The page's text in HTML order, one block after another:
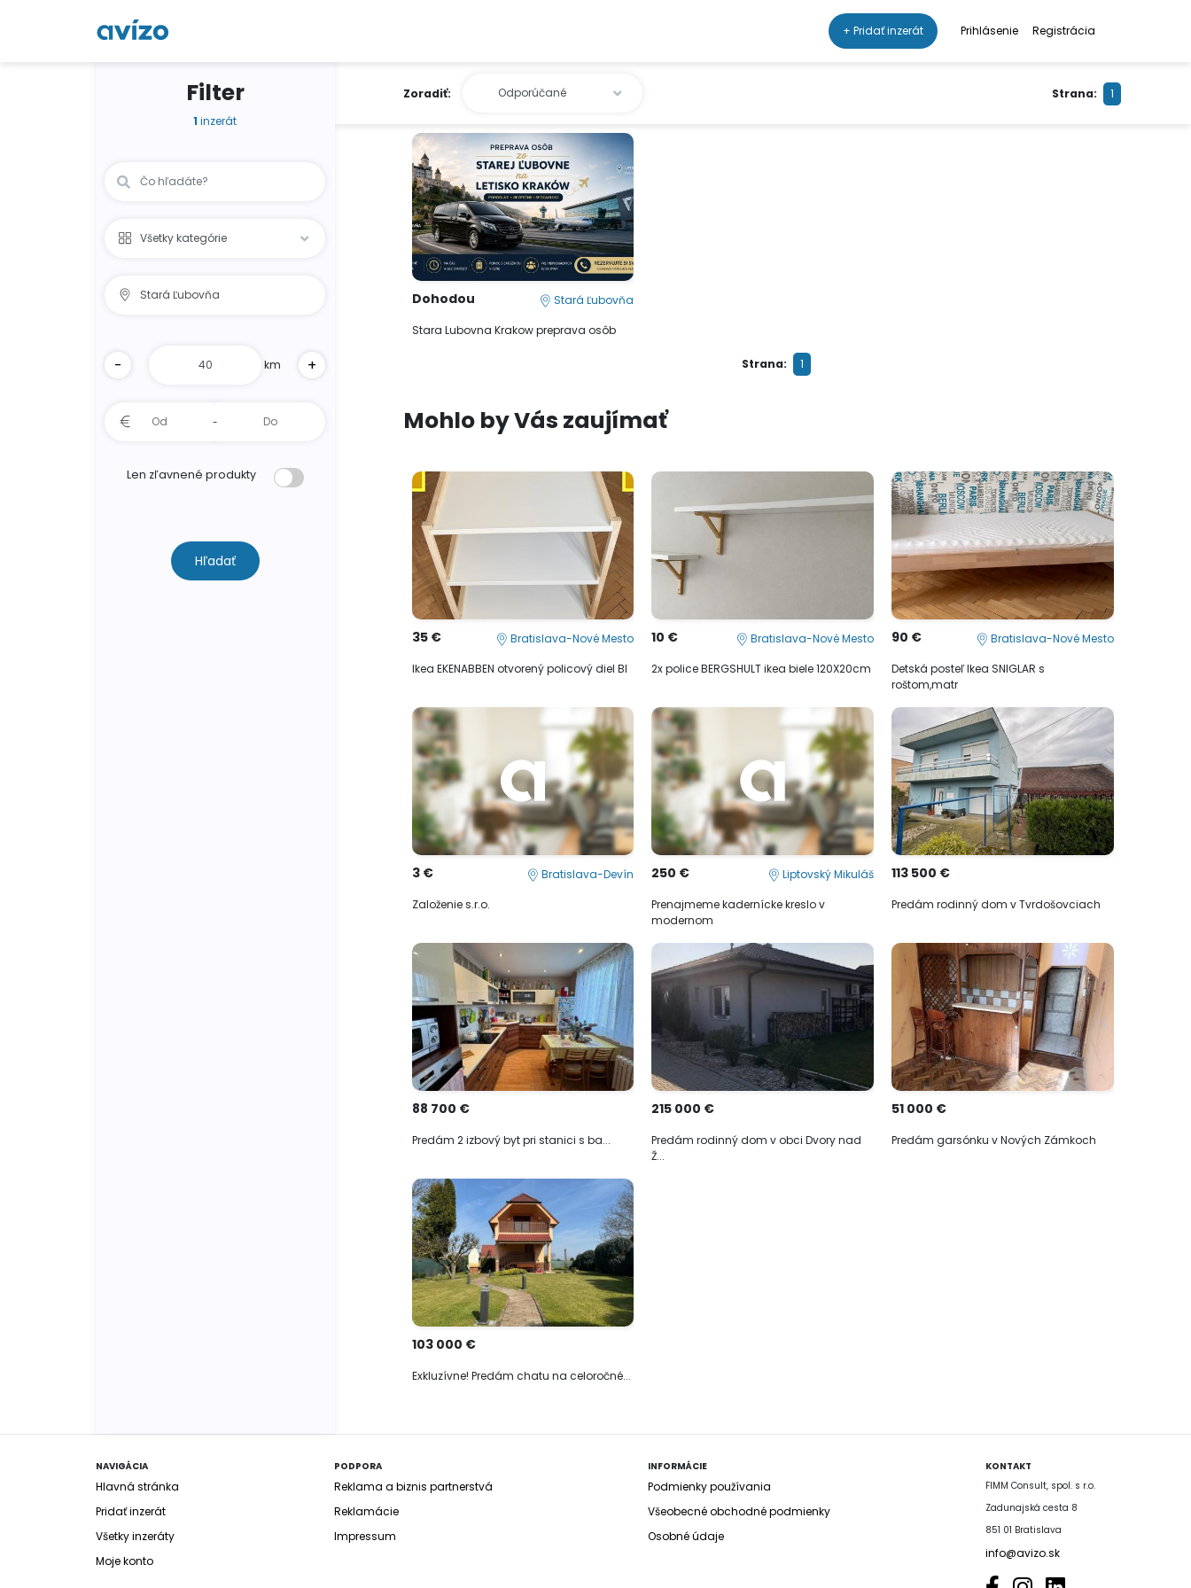
+ Pridať inzerát Prihlásenie Registrácia
Filter
1 inzerát
- km +
-
Len zľavnené produkty
Hľadať
Zoradiť: Strana: 1
Dohodou Stará Ľubovňa
Stara Lubovna Krakow preprava osôb
Strana: 1
Mohlo by Vás zaujímať
35 € Bratislava-Nové Mesto
Ikea EKENABBEN otvorený policový diel BI
10 € Bratislava-Nové Mesto
2x police BERGSHULT ikea biele 120X20cm
90 € Bratislava-Nové Mesto
Detská posteľ Ikea SNIGLAR s
roštom,matr
3 € Bratislava-Devín
Založenie s.r.o.
250 € Liptovský Mikuláš
Prenajmeme kadernícke kreslo v
modernom
113 500 €
Predám rodinný dom v Tvrdošovciach
88 700 €
Predám 2 izbový byt pri stanici s ba...
215 000 €
Predám rodinný dom v obci Dvory nad
Ž...
51 000 €
Predám garsónku v Nových Zámkoch
103 000 €
Exkluzívne! Predám chatu na celoročné...
NAVIGÁCIA
Hlavná stránka
Pridať inzerát
Všetky inzeráty
Moje konto
PODPORA
Reklama a biznis partnerstvá
Reklamácie
Impressum
INFORMÁCIE
Podmienky používania
Všeobecné obchodné podmienky
Osobné údaje
KONTAKT
FIMM Consult, spol. s r.o.
Zadunajská cesta 8
851 01 Bratislava
info@avizo.sk